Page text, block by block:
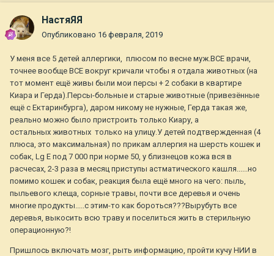
НастяЯЯ
Опубликовано 16 февраля, 2019
У меня все 5 детей аллергики, плюсом по весне муж.ВСЕ врачи,
точнее вообще ВСЕ вокруг кричали чтобы я отдала животных (на
тот момент ещё живы были мои персы + 2 собаки в квартире
Киара и Герда).Персы-больные и старые животные (привезённые
ещё с Ектаринбурга), даром никому не нужные, Герда такая же,
реально можно было пристроить только Киару, а
остальных животных только на улицу.У детей подтвержденная (4
плюса, это максимальная) по прикам аллергия на шерсть кошек и
собак, Lg Е под 7 000 при норме 50, у близнецов кожа вся в
расчесах, 2-3 раза в месяц приступы астматического кашля......но
помимо кошек и собак, реакция была ещё много на чего: пыль,
пыльевого клеща, сорные травы, почти все деревья и очень
многие продукты.....с этим-то как бороться???Вырубуть все
деревья, выкосить всю траву и поселиться жить в стерильную
операционную?!
Пришлось включать мозг, рыть информацию, пройти кучу НИИ в